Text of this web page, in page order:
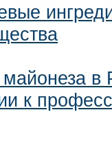
в
к